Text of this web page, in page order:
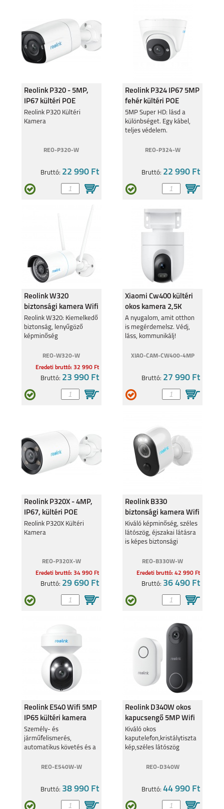
SAMSUNG GALAXY Z
FOLD7
SAMSUNG GALAXY Z
FLIP7 FE
A56 5G
A26 5G
SAMSUNG GALAXY
SAMSUNG GALAXY
S25 ULTRA
SAMSUNG GALAXY Z
SAMSUNG GALAXY
SAMSUNG GALAXY
S24 ULTRA
SAMSUNG GALAXY
S24+
SAMSUNG GALAXY
SAMSUNG GALAXY
A25 5G
SAMSUNG GALAXY
A15 4G/ 5G
Reolink P320 - 5MP,
IP67 kültéri POE
kamera
Reolink P320 Kültéri
Kamera
REO-P320-W
Bruttó: 22 990 Ft
Reolink P324 IP67 5MP
fehér kültéri POE
kamera
5MP Super HD: lásd a
különbséget. Egy kábel,
teljes védelem.
REO-P324-W
Bruttó: 22 990 Ft
Reolink W320
biztonsági kamera Wifi
5MP IP67
Reolink W320: Kiemelkedő
biztonság, lenyűgöző
képminőség
REO-W320-W
Eredeti bruttó: 32 990 Ft
Bruttó: 23 990 Ft
Xiaomi Cw400 kültéri
okos kamera 2,5K
felbontás BHR7624GL
A nyugalom, amit otthon
is megérdemelsz. Védj,
láss, kommunikálj!
XIAO-CAM-CW400-4MP
Bruttó: 27 990 Ft
Reolink P320X - 4MP,
IP67, kültéri POE
kamera
Reolink P320X Kültéri
Kamera
REO-P320X-W
Eredeti bruttó: 34 990 Ft
Bruttó: 29 690 Ft
Reolink B330
biztonsági kamera Wifi
4MP IP65
Kiváló képminőség, széles
látószög, éjszakai látásra
is képes biztonsági
akkumulátorral
REO-B330W-W
Eredeti bruttó: 42 990 Ft
Bruttó: 36 490 Ft
Reolink E540 Wifi 5MP
IP65 kültéri kamera
Személy- és
járműfelismerés,
automatikus követés és a
REO-E540W-W
Bruttó: 38 990 Ft
Reolink D340W okos
kapucsengő 5MP Wifi
IP65
Kiváló okos
kaputelefon,kristálytiszta
kép,széles látószög
REO-D340W
Bruttó:44 990 Ft